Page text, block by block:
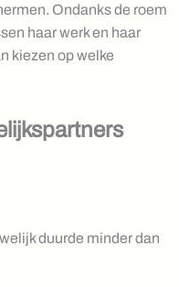
Ondanks de roem
haar werk en haar
kiezen op welke
duurde minder dan